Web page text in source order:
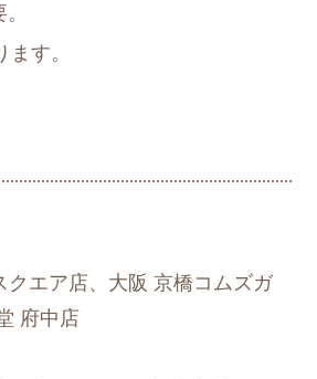
す。
エア店、大阪 京橋コムズガ
府中店